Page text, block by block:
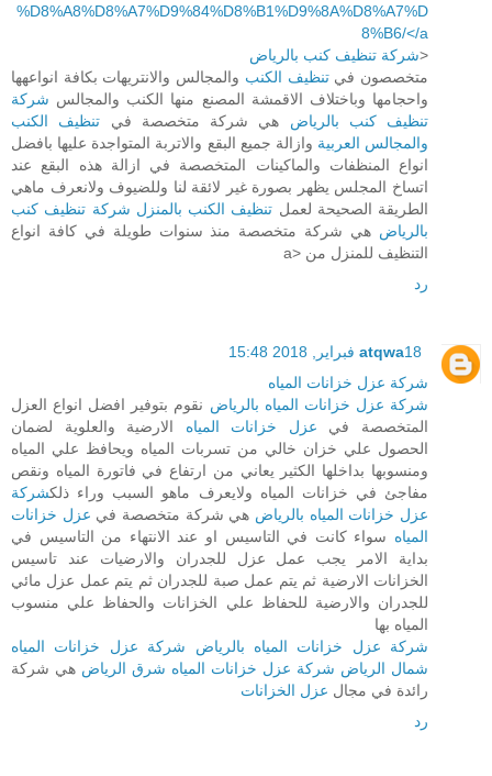
%D8%A8%D8%A7%D9%84%D8%B1%D9%8A%D8%A7%D
8%B6/</a
<شركة تنظيف كنب بالرياض
متخصصون فيتنظيف الكنب والمجالس والانتريهات بكافة انواعهها
واحجامها وباختلاف الاقمشة المصنع منها الكنب والمجالس شركة
تنظيف كنب بالرياض هي شركة متخصصة في تنظيف الكنب
والمجالس العربية وازالة جميع البقع والاتربة المتواجدة عليها بافضل
انواع المنظفات والماكينات المتخصصة في ازالة هذه البقع عند
اتساخ المجلس يظهر بصورة غير لائقة لنا وللضيوف ولانعرف ماهي
الطريقة الصحيحة لعمل تنظيف الكنب بالمنزل شركة تنظيف كنب
بالرياض هي شركة متخصصة منذ سنوات طويلة في كافة انواع
التنظيف للمنزل من <a
رد
atqwa18 فبراير, 2018 15:48
شركة عزل خزانات المياه
شركة عزل خزانات المياه بالرياض نقوم بتوفير افضل انواع العزل
المتخصصة في عزل خزانات المياه الارضية والعلوية لضمان
الحصول علي خزان خالي من تسربات المياه ويحافظ علي المياه
ومنسوبها بداخلها الكثير يعاني من ارتفاع في فاتورة المياه ونقص
مفاجئ في خزانات المياه ولايعرف ماهو السبب وراء ذلكشركة
عزل خزانات المياه بالرياض هي شركة متخصصة في عزل خزانات
المياه سواء كانت في التاسيس او عند الانتهاء من التاسيس في
بداية الامر يجب عمل عزل للجدران والارضيات عند تاسيس
الخزانات الارضية ثم يتم عمل صبة للجدران ثم يتم عمل عزل مائي
للجدران والارضية للحفاظ علي الخزانات والحفاظ علي منسوب
المياه بها
شركة عزل خزانات المياه بالرياض
شركة عزل خزانات المياه
شمال الرياض شركة عزل خزانات المياه شرق الرياض هي شركة
رائدة في مجال عزل الخزانات
رد